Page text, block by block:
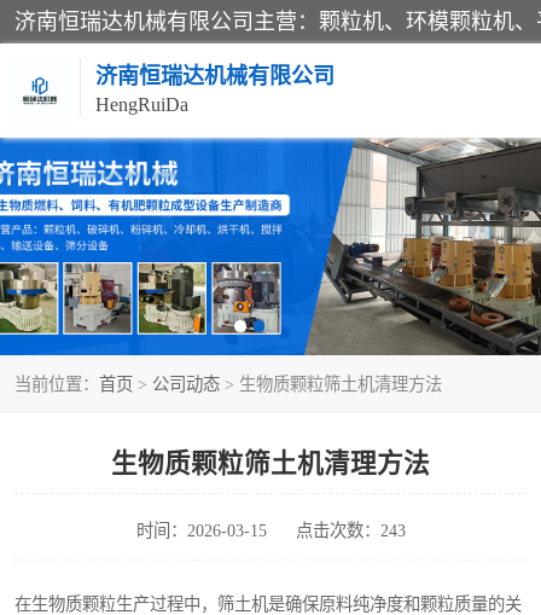
济南恒瑞达机械有限公司
HengRuiDa
当前位置： 首页 > 公司动态 > 生物质颗粒筛土机清理方法
生物质颗粒筛土机清理方法
时间：2026-03-15 点击次数：243
在生物质颗粒生产过程中，筛土机是确保原料纯净度和颗粒质量的关
颗粒机
平模颗粒机
秸秆颗粒机
燃料颗粒机